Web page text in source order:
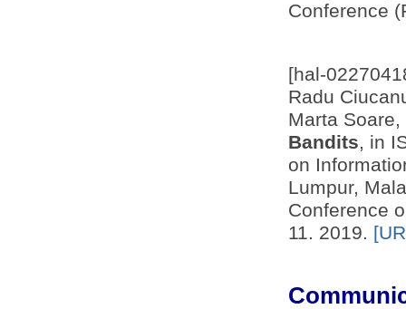
Conference
[hal-
Radu
Marta Soare,
Bandits, in
on
Lumpur,
Conference
11. 2019.